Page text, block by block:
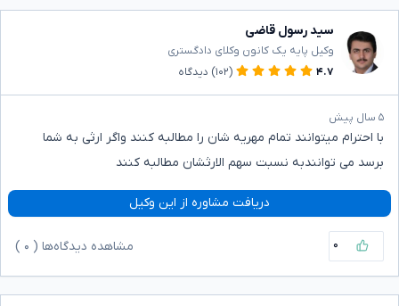
سید رسول قاضی
وکیل پایه یک کانون وکلای دادگستری
۴.۷
(۱۰۲) دیدگاه
۵ سال پیش
با احترام میتوانند تمام مهریه شان را مطالبه کنند واگر ارثی به شما
برسد می توانندبه نسبت سهم الارثشان مطالبه کنند
دریافت مشاوره از این وکیل
۰ مشاهده دیدگاه‌ها ( ۰